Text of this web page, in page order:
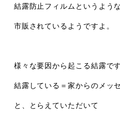
結露防止フィルムというよう
市販されているようですよ。
様々な要因から起こる結露です
結露している＝家からのメッ
と、とらえていただいて